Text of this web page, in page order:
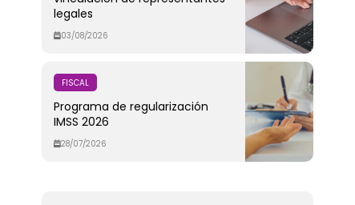
legales
03/08/2026
FISCAL
Programa de regularización
IMSS 2026
28/07/2026